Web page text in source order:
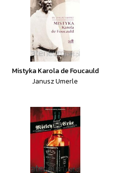
Mistyka Karola de Foucauld
Janusz Umerle